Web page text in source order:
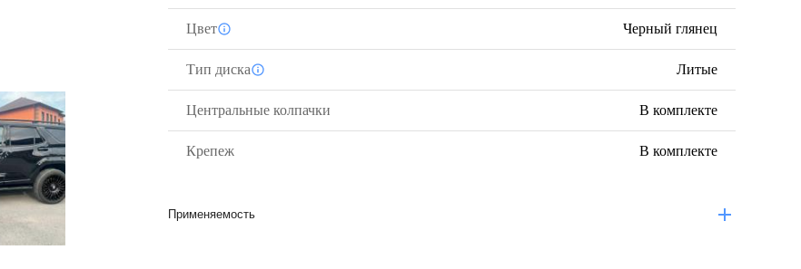
Цвет Черный глянец
Тип диска Литые
Центральные колпачки В комплекте
Крепеж В комплекте
Применяемость